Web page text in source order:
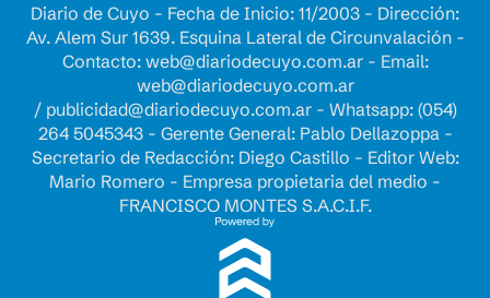
Diario de Cuyo - Fecha de Inicio: 11/2003 - Dirección:
Av. Alem Sur 1639. Esquina Lateral de Circunvalación -
Contacto: web@diariodecuyo.com.ar- Email:
web@diariodecuyo.com.ar
/ publicidad@diariodecuyo.com.ar- Whatsapp: (054)
264 5045343 - Gerente General: Pablo Dellazoppa -
Secretario de Redacción: Diego Castillo - Editor Web:
Mario Romero - Empresa propietaria del medio -
FRANCISCO MONTES S.A.C.I.F.